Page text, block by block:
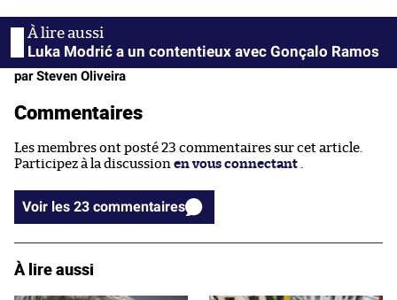
Luka Modrić a un contentieux avec Gonçalo Ramos
par Steven Oliveira
Commentaires
Les membres ont posté 23 commentaires sur cet article.
Participez à la discussion en vous connectant .
Voir les 23 commentaires
À lire aussi